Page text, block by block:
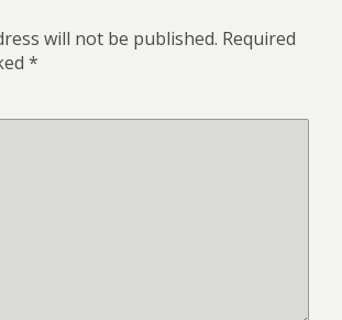
will not be published. Required
*